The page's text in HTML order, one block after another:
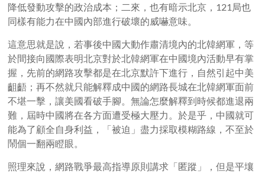
降低發動攻擊的政治成本；二來，也有暗示北京，121局也
同樣有能力在中國內部進行破壞的威嚇意味。
這意思就是說，若事後中國大動作肅清境內的北韓網軍，等
於間接向國際表明北京對於北韓網軍在中國境內活動早有掌
握，先前的網路攻擊都是在北京默許下進行，自然引起中美
齟齬；再不然就只能解釋成中國的網路長城在北韓網軍面前
不堪一擊，讓美國看破手腳。無論怎麼解釋到時候都進退兩
難，屆時中國將在各方面遭受極大壓力。於是乎，中國就可
能為了顧全自身利益，「被迫」盡力採取模糊路線，不至於
鬧個一翻兩瞪眼。
照理來說，網路戰爭最高指導原則講求「匿蹤」，但是平壤